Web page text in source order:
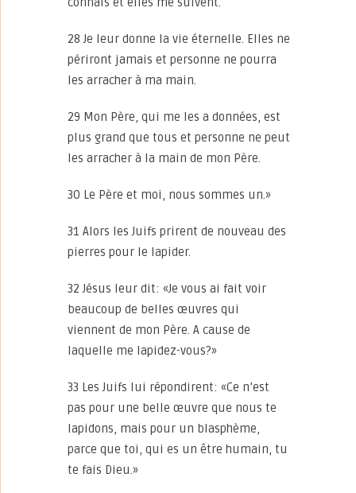
28 Je leur donne la vie éternelle. Elles ne
périront jamais et personne ne pourra
les arracher à ma main.
29 Mon Père, qui me les a données, est
plus grand que tous et personne ne peut
les arracher à la main de mon Père.
30 Le Père et moi, nous sommes un.»
31 Alors les Juifs prirent de nouveau des
pierres pour le lapider.
32 Jésus leur dit: «Je vous ai fait voir
beaucoup de belles œuvres qui
viennent de mon Père. A cause de
laquelle me lapidez-vous?»
33 Les Juifs lui répondirent: «Ce n’est
pas pour une belle œuvre que nous te
lapidons, mais pour un blasphème,
parce que toi, qui es un être humain, tu
te fais Dieu.»